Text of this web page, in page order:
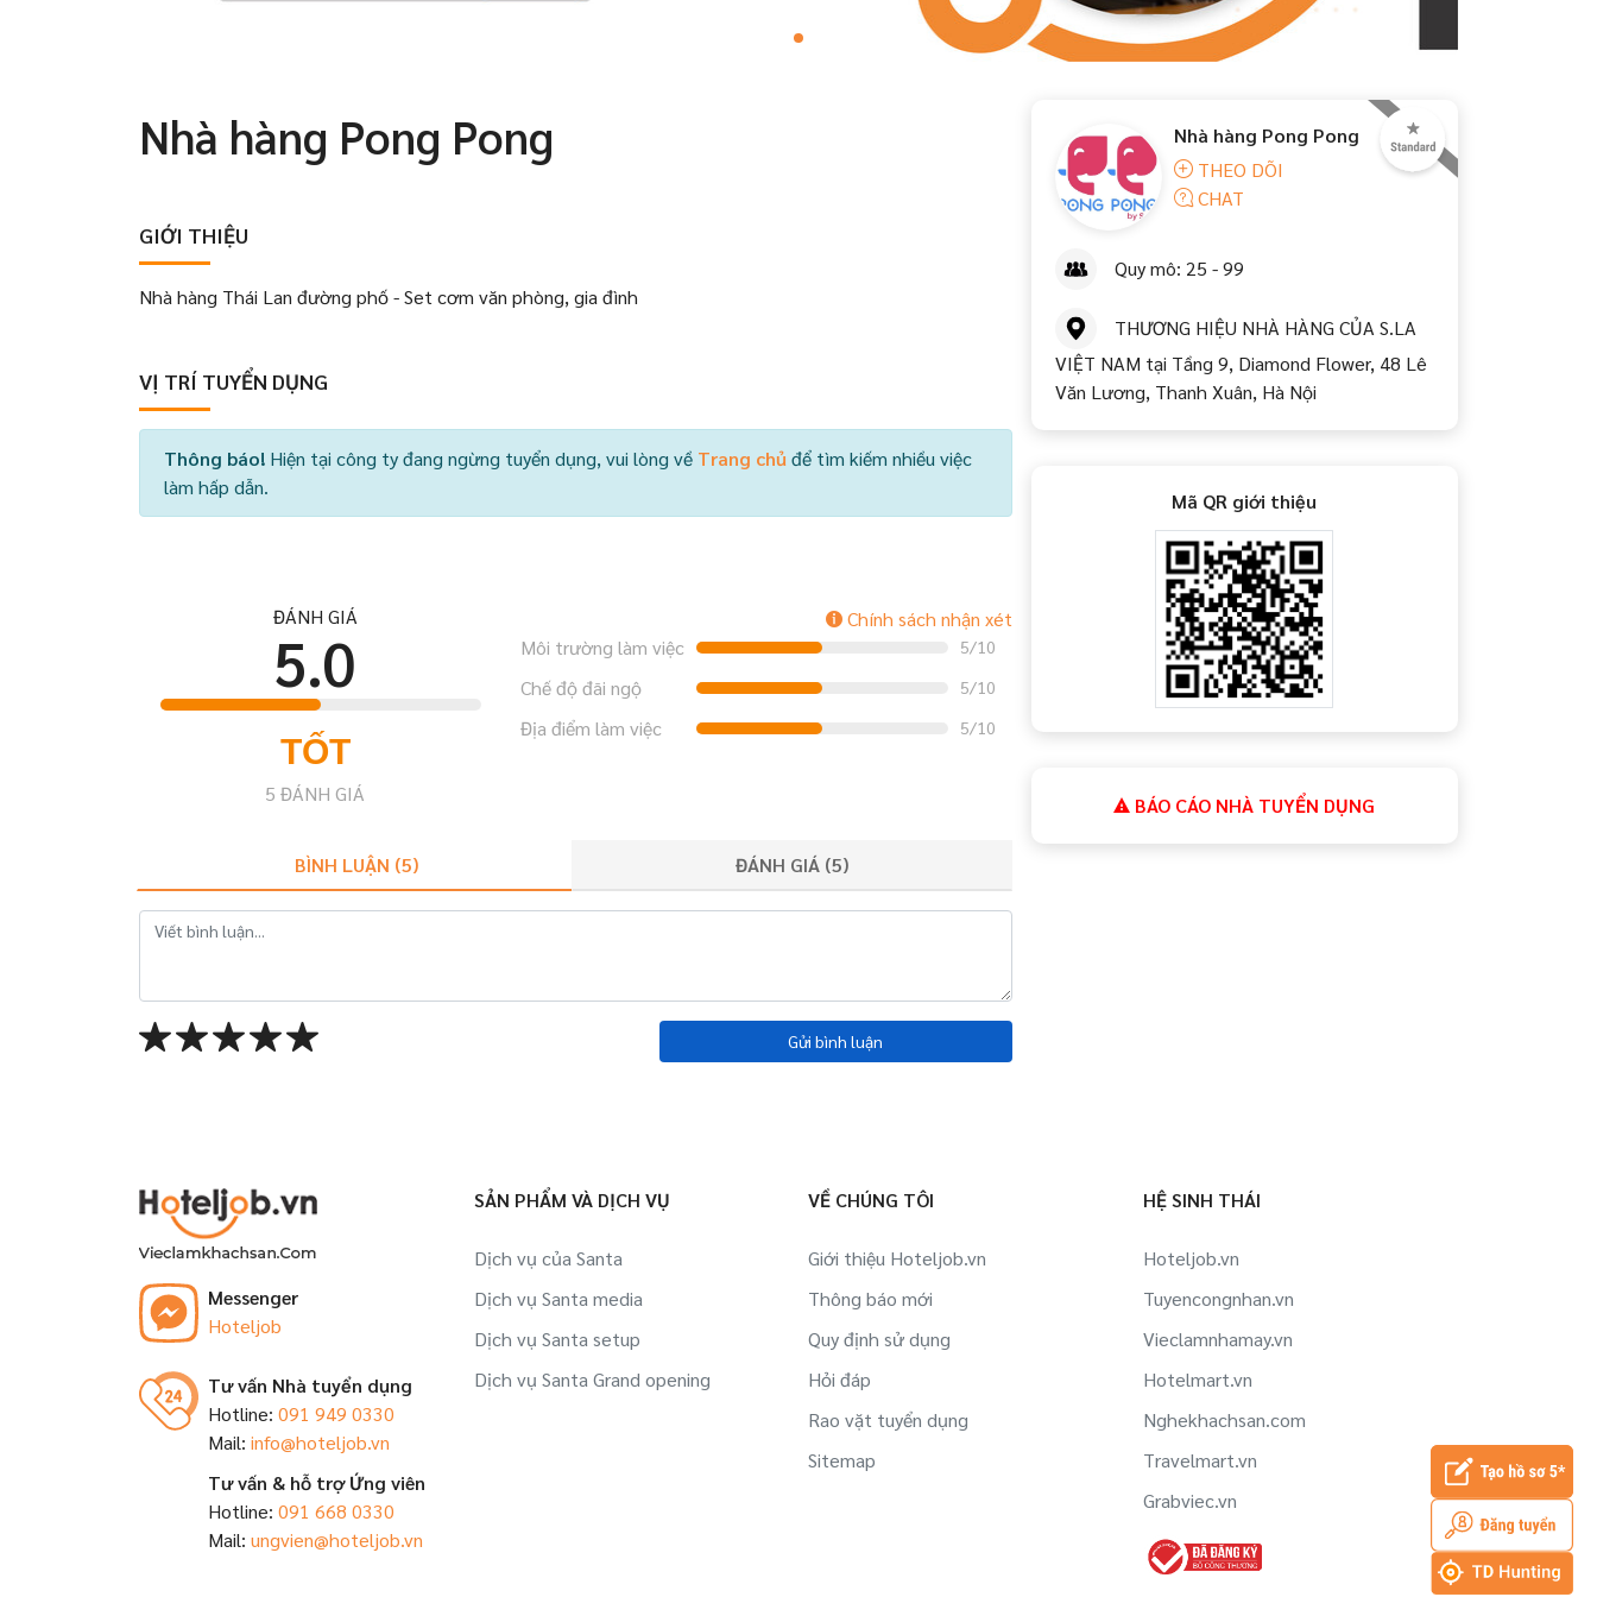
Nhà hàng Pong Pong
GIỚI THIỆU
Nhà hàng Thái Lan đường phố - Set cơm văn phòng, gia đình
VỊ TRÍ TUYỂN DỤNG
Thông báo! Hiện tại công ty đang ngừng tuyển dụng, vui lòng về Trang chủ để tìm kiếm nhiều việc
làm hấp dẫn.
ĐÁNH GIÁ
5.0
TỐT
5 ĐÁNH GIÁ
Chính sách nhận xét
Môi trường làm việc
5/10
Chế độ đãi ngộ 5/10
Địa điểm làm việc 5/10
BÌNH LUẬN (5) ĐÁNH GIÁ (5)
Gửi bình luận
Nhà hàng Pong Pong
THEO DÕI
CHAT
Quy mô: 25 - 99
THƯƠNG HIỆU NHÀ HÀNG CỦA S.LA
VIỆT NAM tại Tầng 9, Diamond Flower, 48 Lê
Văn Lương, Thanh Xuân, Hà Nội
Mã QR giới thiệu
BÁO CÁO NHÀ TUYỂN DỤNG
Messenger
Hoteljob
Tư vấn Nhà tuyển dụng
Hotline: 091 949 0330
Mail: info@hoteljob.vn
Tư vấn & hỗ trợ Ứng viên
Hotline: 091 668 0330
Mail: ungvien@hoteljob.vn
SẢN PHẨM VÀ DỊCH VỤ
Dịch vụ của Santa
Dịch vụ Santa media
Dịch vụ Santa setup
Dịch vụ Santa Grand opening
VỀ CHÚNG TÔI
Giới thiệu Hoteljob.vn
Thông báo mới
Quy định sử dụng
Hỏi đáp
Rao vặt tuyển dụng
Sitemap
HỆ SINH THÁI
Hoteljob.vn
Tuyencongnhan.vn
Vieclamnhamay.vn
Hotelmart.vn
Nghekhachsan.com
Travelmart.vn
Grabviec.vn